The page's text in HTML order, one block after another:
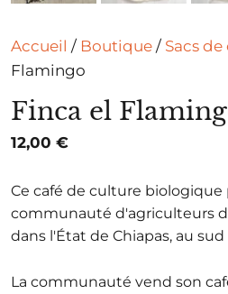
Accueil / Boutique / Sacs de
Flamingo
Finca el
12,00 €
Ce café de culture
communauté d'agriculteurs
dans l'État de Chiapas, au
La communauté vend son